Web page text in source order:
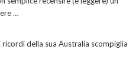
…
della sua Australia scompiglia